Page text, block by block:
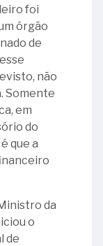
foi
órgão
de
não
Somente
em
do
que a
da
o
de